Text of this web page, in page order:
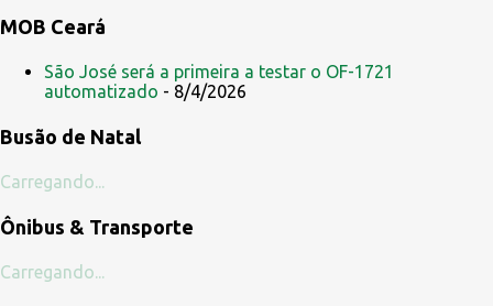
MOB Ceará
São José será a primeira a testar o OF-1721
automatizado - 8/4/2026
Busão de Natal
Carregando...
Ônibus & Transporte
Carregando...